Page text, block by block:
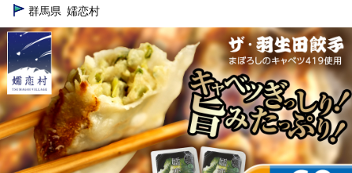
TOP
TOP 野菜 ほかの野菜 【 定期便 隔月2回 】 まぼろしのキ
TOP 定期便 【 定期便 隔月2回 】 まぼろしのキャベツ419使用 ザ
TOP 定期便 ほかの定期便 【 定期便 隔月2回 】 まぼろし
TOP 加工食品 【 定期便 隔月2回 】 まぼろしのキャベツ419使用
群馬県 嬬恋村